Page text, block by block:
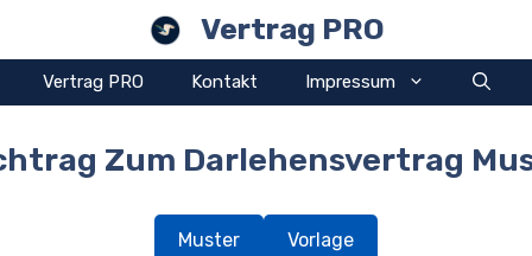
Vertrag PRO
Vertrag PRO Kontakt Impressum
Zum Darlehensvertrag
Muster Vorlage